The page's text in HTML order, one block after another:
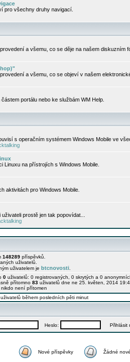
pro všechny druhy navigací.
a všemu, co se děje na našem diskuzním
a všemu, co se objeví v našem
portálu nebo ke službám WM Help.
s operačním systémem Windows Mobile ve
Linuxu na přístrojích s Windows Mobile.
aktivitách pro Windows Mobile.
prostě jen tak popovídat...
148289 příspěvků.
uživatelů.
uživatelem je btcnovosti
0 uživatelů: 0 registrovaných, 0 skrytých a 0
přítomno 83 uživatelů dne ne 25. květen, 2014
není přítomen
během posledních pěti minut
Heslo: Přihlásit
Nové příspěvky Žádné